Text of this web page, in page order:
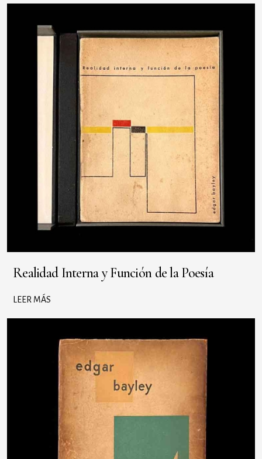
Realidad Interna y Función de la Poesía
LEER MÁS